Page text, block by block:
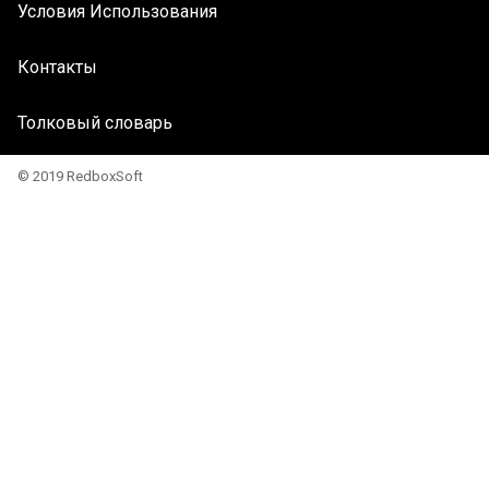
Условия Использования
Контакты
Толковый словарь
© 2019 RedboxSoft